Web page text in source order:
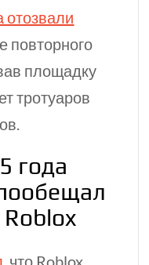
отозвали
повторного
площадку
тротуаров
года
Roblox